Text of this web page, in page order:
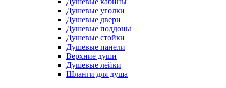
Душевые уголки
Душевые двери
Душевые поддоны
Душевые стойки
Душевые панели
Верхние души
Душевые лейки
Шланги для душа